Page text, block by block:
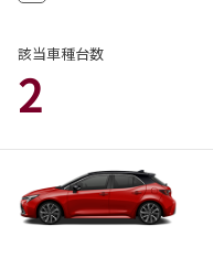
該当車種台数
2